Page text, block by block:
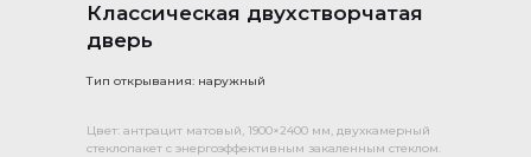
Классическая двухстворчатая
дверь
Тип открывания: наружный
Цвет: антрацит матовый, 1900×2400 мм, двухкамерный
стеклопакет с энергоэффективным закаленным стеклом.